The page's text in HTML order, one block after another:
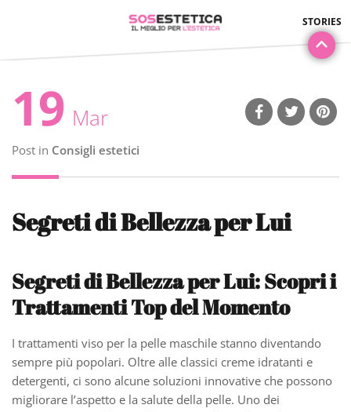
19 Mar
Post in Consigli estetici
Segreti di Bellezza per Lui
Segreti di Bellezza per Lui: Scopri i
Trattamenti Top del Momento
I trattamenti viso per la pelle maschile stanno diventando
sempre più popolari. Oltre alle classici creme idratanti e
detergenti, ci sono alcune soluzioni innovative che possono
migliorare l’aspetto e la salute della pelle. Uno dei